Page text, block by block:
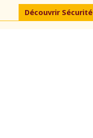
Découvrir Sécurité